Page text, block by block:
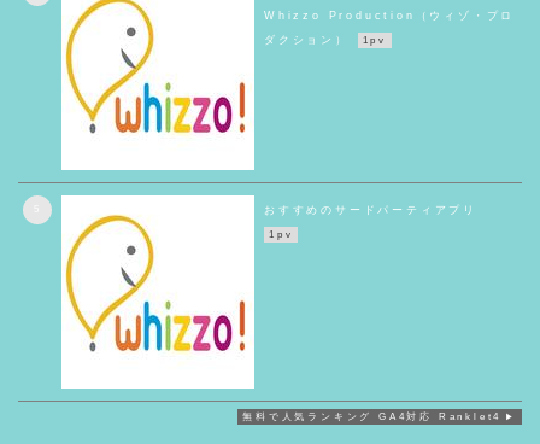
Whizzo Production（ウィゾ・プロ
ダクション）
1pv
おすすめのサードパーティアプリ
1pv
無料で人気ランキング GA4対応 Ranklet4